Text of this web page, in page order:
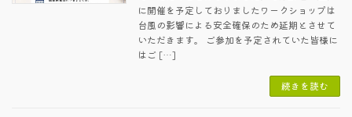
に開催を予定しておりましたワークショップは
台風の影響による安全確保のため延期とさせて
いただきます。 ご参加を予定されていた皆様に
はご […]
続きを読む